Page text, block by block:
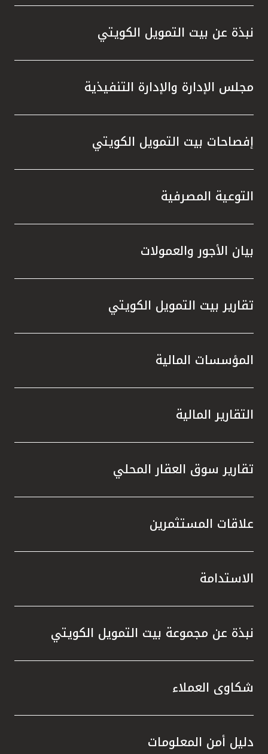
نبذة عن بيت التمويل الكويتي
مجلس الإدارة والإدارة التنفيذية
إفصاحات بيت التمويل الكويتي
التوعية المصرفية
بيان الأجور والعمولات
تقارير بيت التمويل الكويتي
المؤسسات المالية
التقارير المالية
تقارير سوق العقار المحلي
علاقات المستثمرين
الاستدامة
نبذة عن مجموعة بيت التمويل الكويتي
شكاوى العملاء
دليل أمن المعلومات